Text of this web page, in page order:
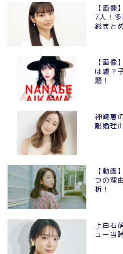
【画像
7人！
総まと
【画像
は嘘？
題！
神崎恵
離婚理
【動画
つの理
析！
上白石
ュー当